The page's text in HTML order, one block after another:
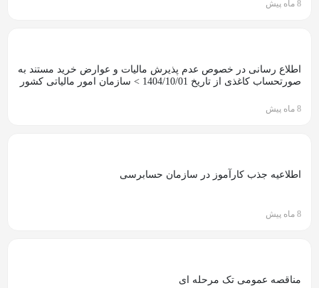
8 ماه پیش
اطلاع رسانی در خصوص عدم پذیرش مالیات و عوارض خرید مستند به
صورتحساب کاغذی از تاریخ 1404/10/01 > سازمان امور مالیاتی کشور
8 ماه پیش
اطلاعیه جذب کارآموز در سازمان حسابرسی
8 ماه پیش
مناقصه عمومی تک مرحله ای